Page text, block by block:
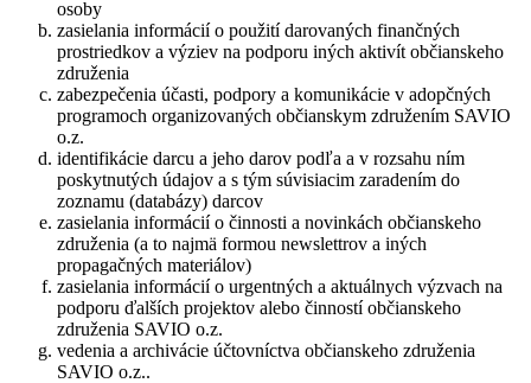
osoby
zasielania informácií o použití darovaných finančných
prostriedkov a výziev na podporu iných aktivít občianskeho
združenia
zabezpečenia účasti, podpory a komunikácie v adopčných
programoch organizovaných občianskym združením SAVIO
o.z.
identifikácie darcu a jeho darov podľa a v rozsahu ním
poskytnutých údajov a s tým súvisiacim zaradením do
zoznamu (databázy) darcov
zasielania informácií o činnosti a novinkách občianskeho
združenia (a to najmä formou newslettrov a iných
propagačných materiálov)
zasielania informácií o urgentných a aktuálnych výzvach na
podporu ďalších projektov alebo činností občianskeho
združenia SAVIO o.z.
vedenia a archivácie účtovníctva občianskeho združenia
SAVIO o.z..